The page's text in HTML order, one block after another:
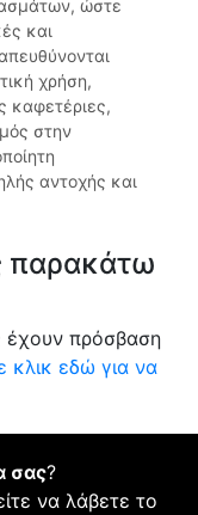
ώστε
και
χρήση,
καφετέριες,
στην
αντοχής και
παρακάτω
έχουν πρόσβαση
κλικ εδώ για να
σας?
να λάβετε το